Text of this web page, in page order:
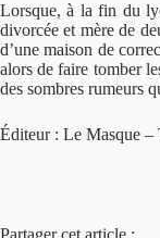
Lorsque, à la fin du
divorcée et mère de
d’une maison de
alors de faire tomber
des sombres rumeurs
Éditeur : Le Masque –
Partager cet article :